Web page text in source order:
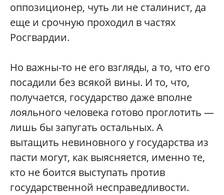
оппозиционер, чуть ли не сталинист, да
еще и срочную проходил в частях
Росгвардии.
Но важны-то не его взгляды, а то, что его
посадили без всякой вины. И то, что,
получается, государство даже вполне
лояльного человека готово проглотить —
лишь бы запугать остальных. А
вытащить невиновного у государства из
пасти могут, как выясняется, именно те,
кто не боится выступать против
государственной несправедливости.